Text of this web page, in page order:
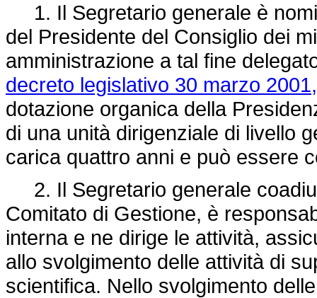
1. Il Segretario generale è
del Presidente del Consiglio dei
amministrazione a tal fine
decreto legislativo 30 marzo
dotazione organica della
di una unità dirigenziale di livello
carica quattro anni e può essere
2. Il Segretario generale
Comitato di Gestione, è
interna e ne dirige le attività,
allo svolgimento delle attività di
scientifica. Nello svolgimento